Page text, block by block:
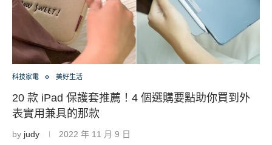
科技家電 美好生活
20 款 iPad 保護套推薦！4 個選購要點助你買到外
表實用兼具的那款
by judy 2022 年 11 月 9 日